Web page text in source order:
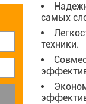
самых
техники.